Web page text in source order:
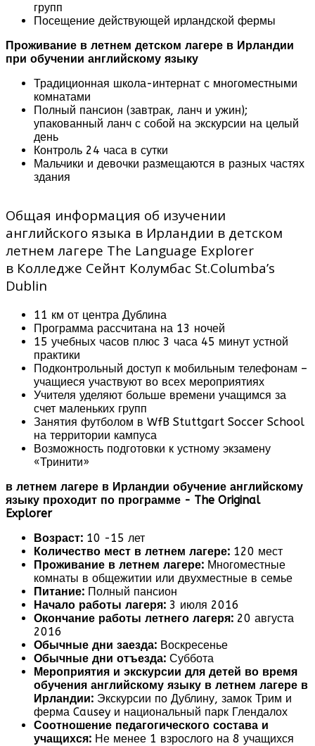
групп
Посещение действующей ирландской фермы
Проживание в летнем детском лагере в Ирландии
при обучении английскому языку
Традиционная школа-интернат с многоместными
комнатами
Полный пансион (завтрак, ланч и ужин);
упакованный ланч с собой на экскурсии на целый
день
Контроль 24 часа в сутки
Мальчики и девочки размещаются в разных частях
здания
Общая информация об изучении
английского языка в Ирландии в детском
летнем лагере The Language Explorer
в Колледже Сейнт Колумбас St.Columba’s
Dublin
11 км от центра Дублина
Программа рассчитана на 13 ночей
15 учебных часов плюс 3 часа 45 минут устной
практики
Подконтрольный доступ к мобильным телефонам –
учащиеся участвуют во всех мероприятиях
Учителя уделяют больше времени учащимся за
счет маленьких групп
Занятия футболом в WfB Stuttgart Soccer School
на территории кампуса
Возможность подготовки к устному экзамену
«Тринити»
в летнем лагере в Ирландии обучение английскому
языку проходит по программе - The Original
Explorer
Возраст: 10 -15 лет
Количество мест в летнем лагере: 120 мест
Проживание в летнем лагере: Многоместные
комнаты в общежитии или двухместные в семье
Питание: Полный пансион
Начало работы лагеря: 3 июля 2016
Окончание работы летнего лагеря: 20 августа
2016
Обычные дни заезда: Воскресенье
Обычные дни отъезда: Суббота
Мероприятия и экскурсии для детей во время
обучения английскому языку в летнем лагере в
Ирландии: Экскурсии по Дублину, замок Трим и
ферма Causey и национальный парк Глендалох
Соотношение педагогического состава и
учащихся: Не менее 1 взрослого на 8 учащихся